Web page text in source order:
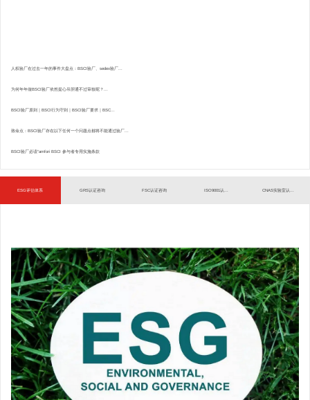
人权验厂在过去一年的事件大盘点：BSCI验厂、sedex验厂...
为何年年做BSCI验厂依然提心吊胆通不过审核呢？...
BSCI验厂原则｜BSCI行为守则｜BSCI验厂要求｜BSC...
致命点：BSCI验厂存在以下任何一个问题点都将不能通过验厂...
BSCI验厂必读”amfori BSCI 参与者专用实施条款
ESG评估体系 GRS认证咨询 FSC认证咨询 ISO9001认... CNAS实验室认...